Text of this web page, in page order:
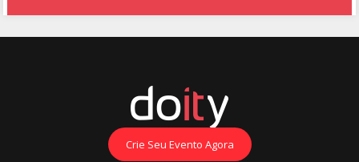
Crie Seu Evento Agora